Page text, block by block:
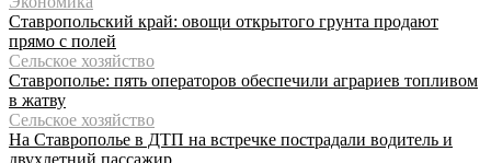
Ставропольский край: овощи открытого грунта продают
прямо с полей
Сельское хозяйство
Ставрополье: пять операторов обеспечили аграриев топливом
в жатву
Сельское хозяйство
На Ставрополье в ДТП на встречке пострадали водитель и
двухлетний пассажир